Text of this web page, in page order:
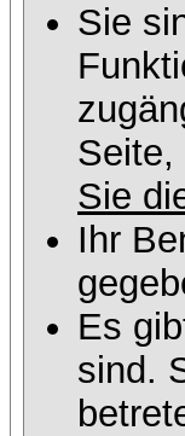
Sie
Sie
Ihr
Es
sind.